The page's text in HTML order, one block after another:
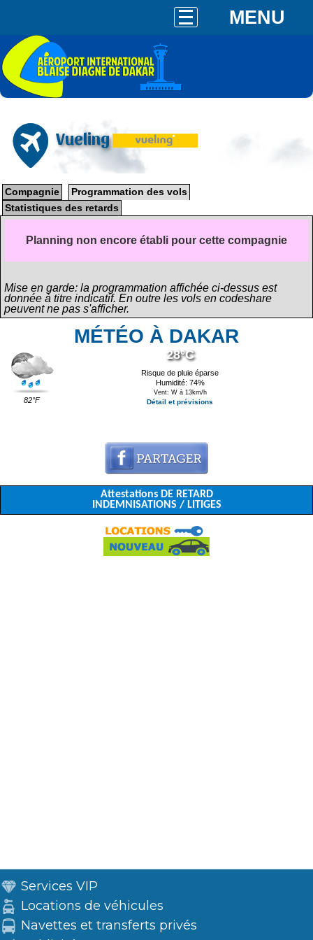
MENU
Vueling
Compagnie
Programmation des vols
Statistiques des retards
Planning non encore établi pour cette compagnie
Mise en garde: la programmation affichée ci-dessus est
donnée à titre indicatif. En outre les vols en codeshare
peuvent ne pas s'afficher.
MÉTÉO À DAKAR
82°F
28°C
Risque de pluie éparse
Humidité: 74%
Vent: W à 13km/h
Détail et prévisions
Attestations DE RETARD
INDEMNISATIONS / LITIGES
Services VIP
Locations de véhicules
Navettes et transferts privés